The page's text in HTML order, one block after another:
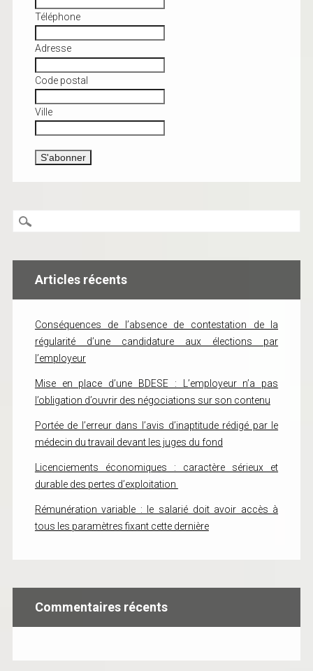
Téléphone
Adresse
Code postal
Ville
Articles récents
Conséquences de l’absence de contestation de la
régularité d’une candidature aux élections par
l’employeur
Mise en place d’une BDESE : L’employeur n’a pas
l’obligation d’ouvrir des négociations sur son contenu
Portée de l’erreur dans l’avis d’inaptitude rédigé par le
médecin du travail devant les juges du fond
Licenciements économiques : caractère sérieux et
durable des pertes d’exploitation
Rémunération variable : le salarié doit avoir accès à
tous les paramètres fixant cette dernière
Commentaires récents